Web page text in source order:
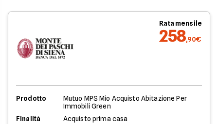
Rata mensile
258,90€
Prodotto
Mutuo MPS Mio Acquisto Abitazione Per
Immobili Green
Finalità
Acquisto prima casa